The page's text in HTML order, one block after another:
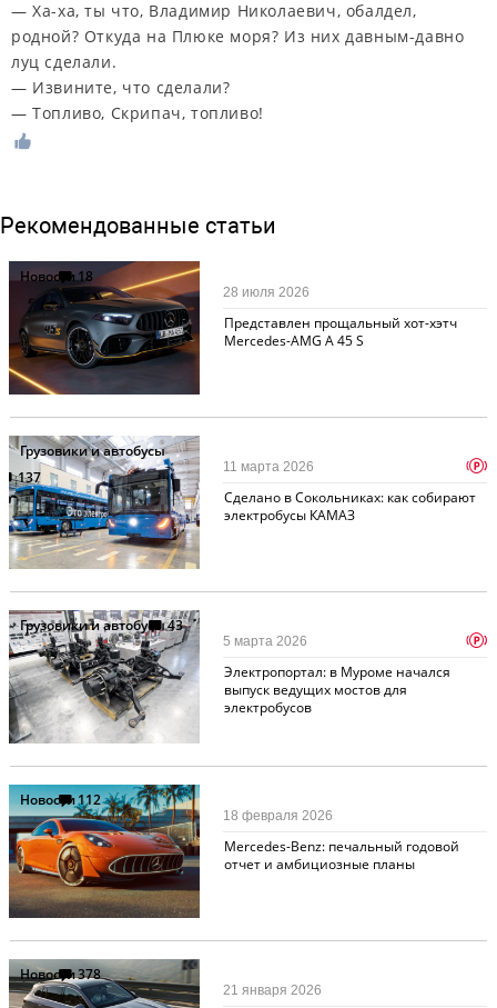
— Ха-ха, ты что, Владимир Николаевич, обалдел,
родной? Откуда на Плюке моря? Из них давным-давно
луц сделали.
— Извините, что сделали?
— Топливо, Скрипач, топливо!
Рекомендованные статьи
Новости18
Представлен прощальный хот-хэтч
Mercedes-AMG A 45 S
28 июля 2026
Грузовики и автобусы
137
Сделано в Сокольниках: как собирают
электробусы КАМАЗ
11 марта 2026 p
Грузовики и автобусы43
Электропортал: в Муроме начался
выпуск ведущих мостов для
электробусов
5 марта 2026 p
Новости112
Mercedes-Benz: печальный годовой
отчет и амбициозные планы
18 февраля 2026
Новости378
21 января 2026